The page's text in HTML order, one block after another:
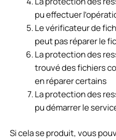
pu effectuer
Le vérificateur de
peut pas réparer le
La protection des
trouvé des fichiers
en réparer certains
La protection des
pu démarrer le
Si cela se produit, vous